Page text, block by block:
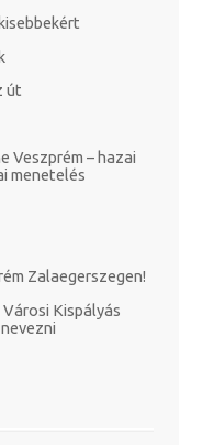
út
Veszprém – hazai
menetelés
Zalaegerszegen!
Kispályás